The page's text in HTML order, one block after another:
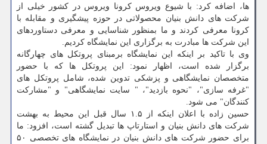
ها، اضافه کرد: با شیوع ویروس کرونا ویروس در کشور خیلی از
شرکت های دانش بنیان محصولاتی در حوزه پیشگیری و مقابله با
کرونا معرفی کردند و ما بمنظور شناسایی و معرفی دستاوردهای
این شرکت ها مبادرت به برگزاری این نمایشگاه کردیم.
وی با تاکید بر اینکه این نمایشگاه برمبنای پروتکل های چهارگانه
برگزار شده است، اظهار نمود: این پروتکل ها که با حضور
متخصصان نمایشگاهی و پزشکی تدوین شده، شامل پروتکل های
"غرفه سازی"، "نحوه بازدید"، " سایت نمایشگاهی" و "مشارکت
کنندگان" می شود.
حسین زاده با اعلان اینکه از ۱.۵ سال قبل این محیط به بهشت
شرکت های دانش بنیان و استارتاپ ها تبدیل گشته است، افزود: ما
برای حضور شرکت های دانش بنیان در نمایشگاه های تخصصی ۵۰